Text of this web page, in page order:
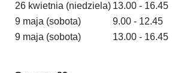
26 kwietnia (niedziela) 13.00 - 16.45
9 maja (sobota)
9.00 - 12.45
9 maja (sobota)
13.00 - 16.45